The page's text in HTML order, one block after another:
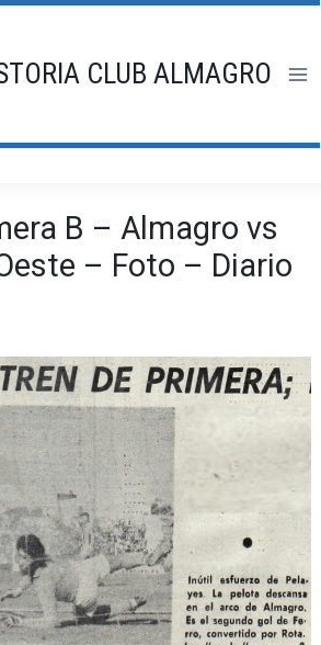
CLUB ALMAGRO
B – Almagro vs
– Foto – Diario